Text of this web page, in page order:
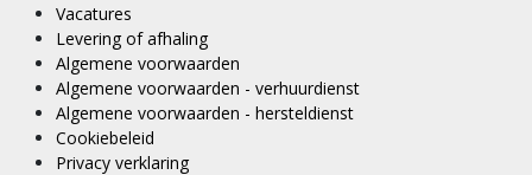
Vacatures
Levering of afhaling
Algemene voorwaarden
Algemene voorwaarden - verhuurdienst
Algemene voorwaarden - hersteldienst
Cookiebeleid
Privacy verklaring